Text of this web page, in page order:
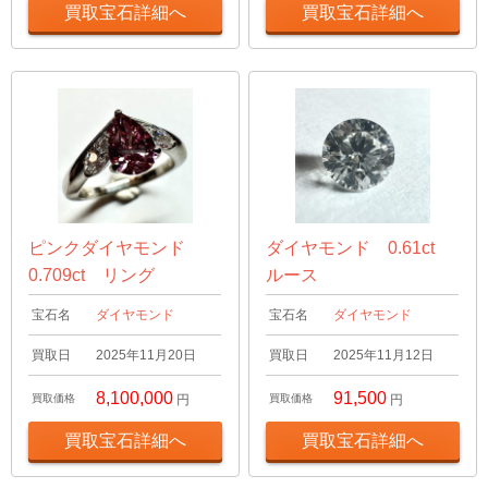
買取宝石詳細へ 買取宝石詳細へ
ピンクダイヤモンド
0.709ct リング
宝石名 ダイヤモンド
買取日 2025年11月20日
買取価格 8,100,000 円
買取宝石詳細へ
ダイヤモンド 0.61ct
ルース
宝石名 ダイヤモンド
買取日 2025年11月12日
買取価格 91,500 円
買取宝石詳細へ